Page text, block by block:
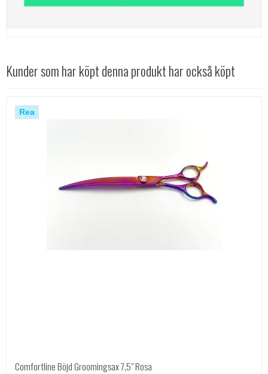
Kunder som har köpt denna produkt har också köpt
Rea
Comfortline Böjd Groomingsax 7,5" Rosa